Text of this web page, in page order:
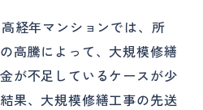
経年マンションでは、所
高騰によって、大規模修繕
が不足しているケースが少
果、大規模修繕工事の先送